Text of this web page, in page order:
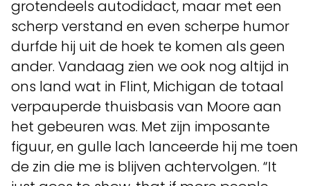
grotendeels autodidact, maar met een
scherp verstand en even scherpe humor
durfde hij uit de hoek te komen als geen
ander. Vandaag zien we ook nog altijd in
ons land wat in Flint, Michigan de totaal
verpauperde thuisbasis van Moore aan
het gebeuren was. Met zijn imposante
figuur, en gulle lach lanceerde hij me toen
de zin die me is blijven achtervolgen. “It